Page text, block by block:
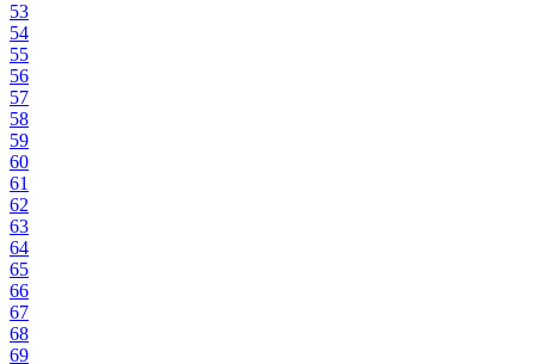
53
54
55
56
57
58
59
60
61
62
63
64
65
66
67
68
69